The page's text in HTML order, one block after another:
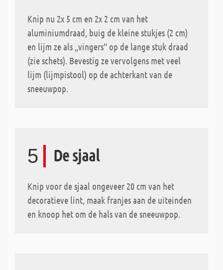
Knip nu 2x 5 cm en 2x 2 cm van het
aluminiumdraad, buig de kleine stukjes (2 cm)
en lijm ze als „vingers“ op de lange stuk draad
(zie schets). Bevestig ze vervolgens met veel
lijm (lijmpistool) op de achterkant van de
sneeuwpop.
5 De sjaal
Knip voor de sjaal ongeveer 20 cm van het
decoratieve lint, maak franjes aan de uiteinden
en knoop het om de hals van de sneeuwpop.